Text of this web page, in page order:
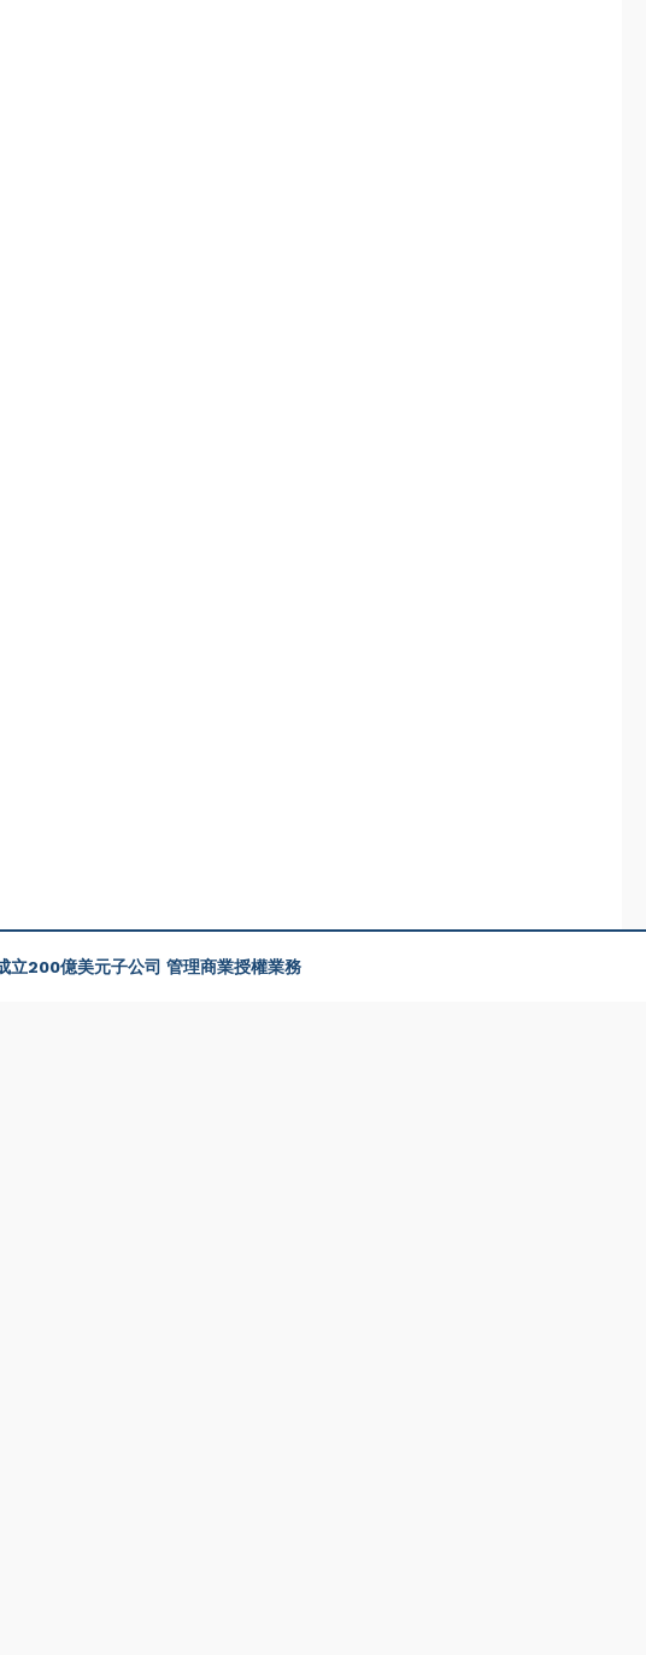
立200億美元子公司 管理商業授權業務